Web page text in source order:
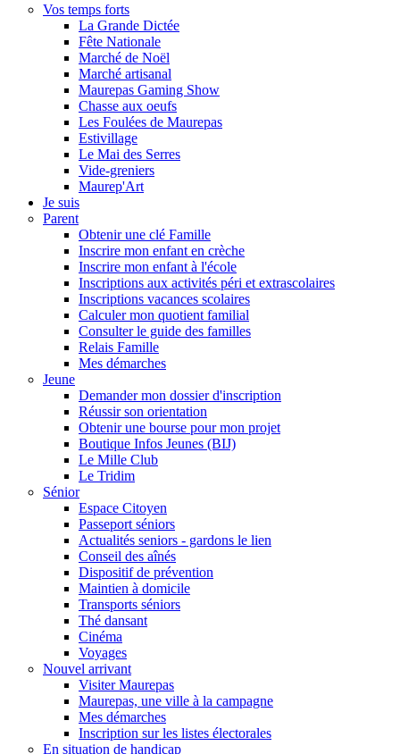
Vos temps forts
La Grande Dictée
Fête Nationale
Marché de Noël
Marché artisanal
Maurepas Gaming Show
Chasse aux oeufs
Les Foulées de Maurepas
Estivillage
Le Mai des Serres
Vide-greniers
Maurep'Art
Je suis
Parent
Obtenir une clé Famille
Inscrire mon enfant en crèche
Inscrire mon enfant à l'école
Inscriptions aux activités péri et extrascolaires
Inscriptions vacances scolaires
Calculer mon quotient familial
Consulter le guide des familles
Relais Famille
Mes démarches
Jeune
Demander mon dossier d'inscription
Réussir son orientation
Obtenir une bourse pour mon projet
Boutique Infos Jeunes (BIJ)
Le Mille Club
Le Tridim
Sénior
Espace Citoyen
Passeport séniors
Actualités seniors - gardons le lien
Conseil des aînés
Dispositif de prévention
Maintien à domicile
Transports séniors
Thé dansant
Cinéma
Voyages
Nouvel arrivant
Visiter Maurepas
Maurepas, une ville à la campagne
Mes démarches
Inscription sur les listes électorales
En situation de handicap